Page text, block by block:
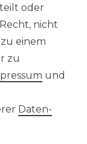
oder
nicht
einem
zu
und
Daten­